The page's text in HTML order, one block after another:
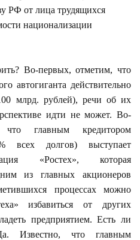
РФ от лица трудящихся
национализации
Во-первых, отметим, что
автогиганта действительно
млрд. рублей), речи об их
идти не может. Во-
главным кредитором
всех долгов) выступает
«Ростех», которая
из главных акционеров
процессах можно
избавиться от других
предприятием. Есть ли
Известно, что главным